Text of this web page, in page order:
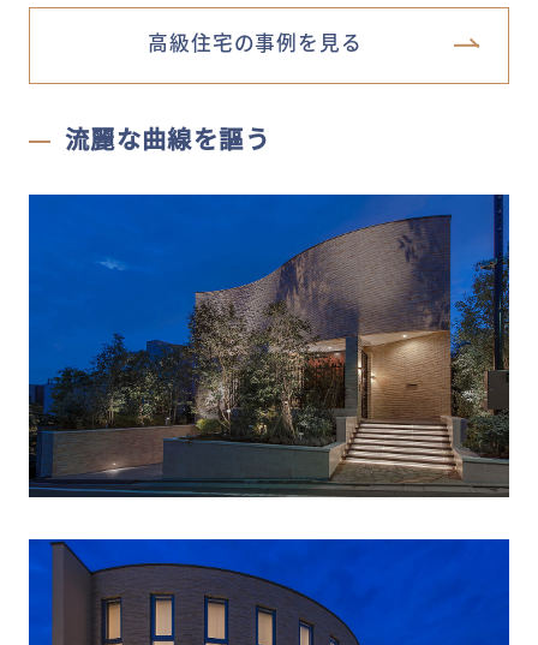
高級住宅の事例を見る
流麗な曲線を謳う